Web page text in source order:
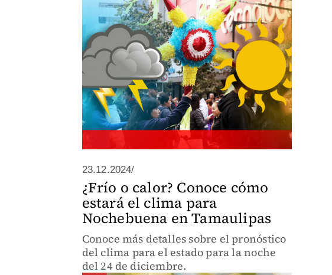
23.12.2024/
¿Frío o calor? Conoce cómo
estará el clima para
Nochebuena en Tamaulipas
Conoce más detalles sobre el pronóstico
del clima para el estado para la noche
del 24 de diciembre.